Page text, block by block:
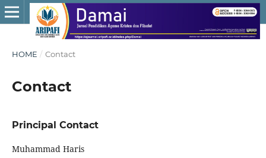
HOME / Contact
Contact
Principal Contact
Muhammad Haris